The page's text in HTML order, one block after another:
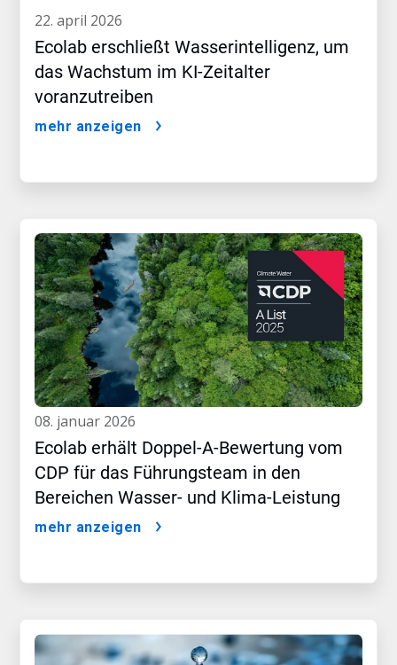
22. april 2026
Ecolab erschließt Wasserintelligenz, um
das Wachstum im KI-Zeitalter
voranzutreiben
mehr anzeigen
08. januar 2026
Ecolab erhält Doppel-A-Bewertung vom
CDP für das Führungsteam in den
Bereichen Wasser- und Klima-Leistung
mehr anzeigen